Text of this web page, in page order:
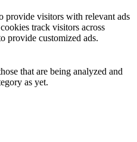
provide visitors with relevant ads
track visitors across
provide customized ads.
that are being analyzed and
as yet.